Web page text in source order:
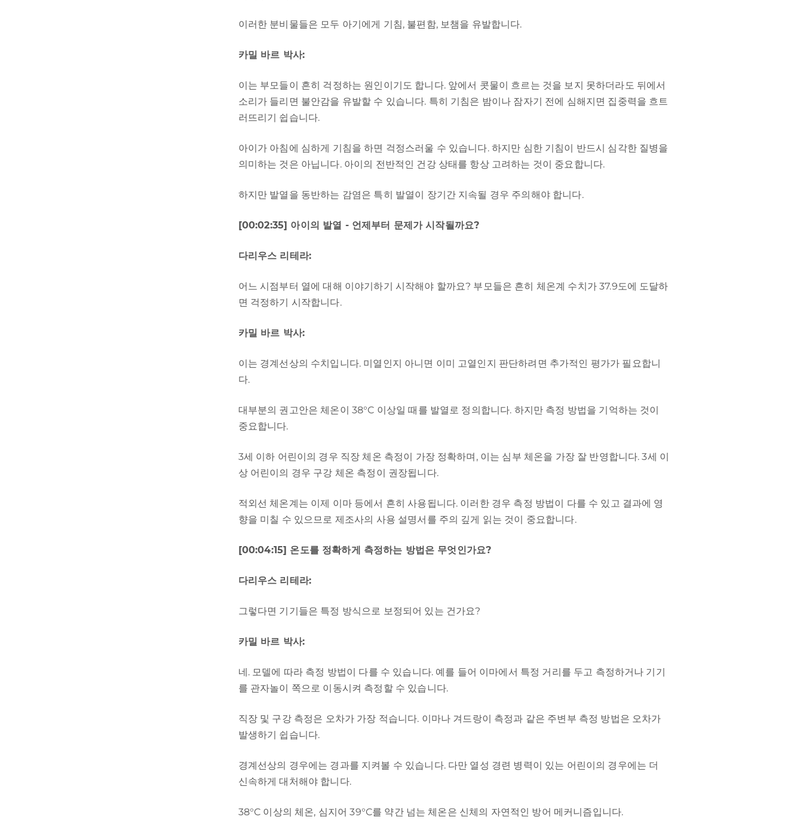
이러한 분비물들은 모두 아기에게 기침, 불편함, 보챔을 유발합니다.
카밀 바르 박사:
이는 부모들이 흔히 걱정하는 원인이기도 합니다. 앞에서 콧물이 흐르는 것을 보지 못하더라도 뒤에서
소리가 들리면 불안감을 유발할 수 있습니다. 특히 기침은 밤이나 잠자기 전에 심해지면 집중력을 흐트
러뜨리기 쉽습니다.
아이가 아침에 심하게 기침을 하면 걱정스러울 수 있습니다. 하지만 심한 기침이 반드시 심각한 질병을
의미하는 것은 아닙니다. 아이의 전반적인 건강 상태를 항상 고려하는 것이 중요합니다.
하지만 발열을 동반하는 감염은 특히 발열이 장기간 지속될 경우 주의해야 합니다.
[00:02:35] 아이의 발열 - 언제부터 문제가 시작될까요?
다리우스 리테라:
어느 시점부터 열에 대해 이야기하기 시작해야 할까요? 부모들은 흔히 체온계 수치가 37.9도에 도달하
면 걱정하기 시작합니다.
카밀 바르 박사:
이는 경계선상의 수치입니다. 미열인지 아니면 이미 고열인지 판단하려면 추가적인 평가가 필요합니
다.
대부분의 권고안은 체온이 38°C 이상일 때를 발열로 정의합니다. 하지만 측정 방법을 기억하는 것이
중요합니다.
3세 이하 어린이의 경우 직장 체온 측정이 가장 정확하며, 이는 심부 체온을 가장 잘 반영합니다. 3세 이
상 어린이의 경우 구강 체온 측정이 권장됩니다.
적외선 체온계는 이제 이마 등에서 흔히 사용됩니다. 이러한 경우 측정 방법이 다를 수 있고 결과에 영
향을 미칠 수 있으므로 제조사의 사용 설명서를 주의 깊게 읽는 것이 중요합니다.
[00:04:15] 온도를 정확하게 측정하는 방법은 무엇인가요?
다리우스 리테라:
그렇다면 기기들은 특정 방식으로 보정되어 있는 건가요?
카밀 바르 박사:
네. 모델에 따라 측정 방법이 다를 수 있습니다. 예를 들어 이마에서 특정 거리를 두고 측정하거나 기기
를 관자놀이 쪽으로 이동시켜 측정할 수 있습니다.
직장 및 구강 측정은 오차가 가장 적습니다. 이마나 겨드랑이 측정과 같은 주변부 측정 방법은 오차가
발생하기 쉽습니다.
경계선상의 경우에는 경과를 지켜볼 수 있습니다. 다만 열성 경련 병력이 있는 어린이의 경우에는 더
신속하게 대처해야 합니다.
38°C 이상의 체온, 심지어 39°C를 약간 넘는 체온은 신체의 자연적인 방어 메커니즘입니다.